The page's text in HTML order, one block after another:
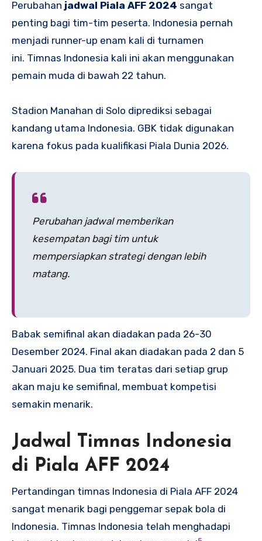
Perubahan jadwal Piala AFF 2024 sangat
penting bagi tim-tim peserta. Indonesia pernah
menjadi runner-up enam kali di turnamen
ini. Timnas Indonesia kali ini akan menggunakan
pemain muda di bawah 22 tahun.
Stadion Manahan di Solo diprediksi sebagai
kandang utama Indonesia. GBK tidak digunakan
karena fokus pada kualifikasi Piala Dunia 2026.
Perubahan jadwal memberikan
kesempatan bagi tim untuk
mempersiapkan strategi dengan lebih
matang.
Babak semifinal akan diadakan pada 26-30
Desember 2024. Final akan diadakan pada 2 dan 5
Januari 2025. Dua tim teratas dari setiap grup
akan maju ke semifinal, membuat kompetisi
semakin menarik.
Jadwal Timnas Indonesia
di Piala AFF 2024
Pertandingan timnas Indonesia di Piala AFF 2024
sangat menarik bagi penggemar sepak bola di
Indonesia. Timnas Indonesia telah menghadapi